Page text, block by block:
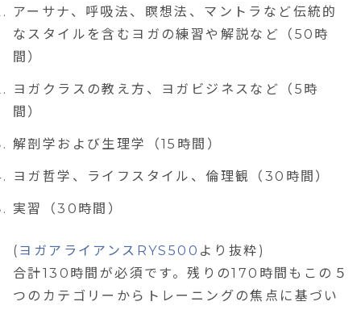
アーサナ、呼吸法、瞑想法、マントラなど伝統的
なスタイルを含むヨガの練習や解説など（50時
間）
ヨガクラスの教え方、ヨガビジネスなど（5時
間）
解剖学および生理学（15時間）
ヨガ哲学、ライフスタイル、倫理観（30時間）
実習（30時間）
( ヨガアライアンスRYS500 より抜粋)
合計130時間が必須です。残りの170時間もこの５
つのカテゴリーからトレーニングの焦点に基づい